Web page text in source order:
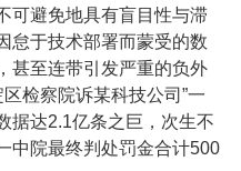
可避免地具有盲目性与滞
怠于技术部署而蒙受的数
甚至连带引发严重的负外
检察院诉某科技公司”一
据达2.1亿条之巨，次生不
中院最终判处罚金合计500